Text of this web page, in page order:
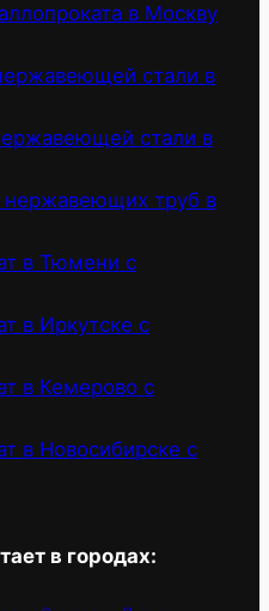
в Москву
стали в
стали в
труб в
в Тюмени с
в Иркутске с
в Кемерово с
в Новосибирске с
в городах: